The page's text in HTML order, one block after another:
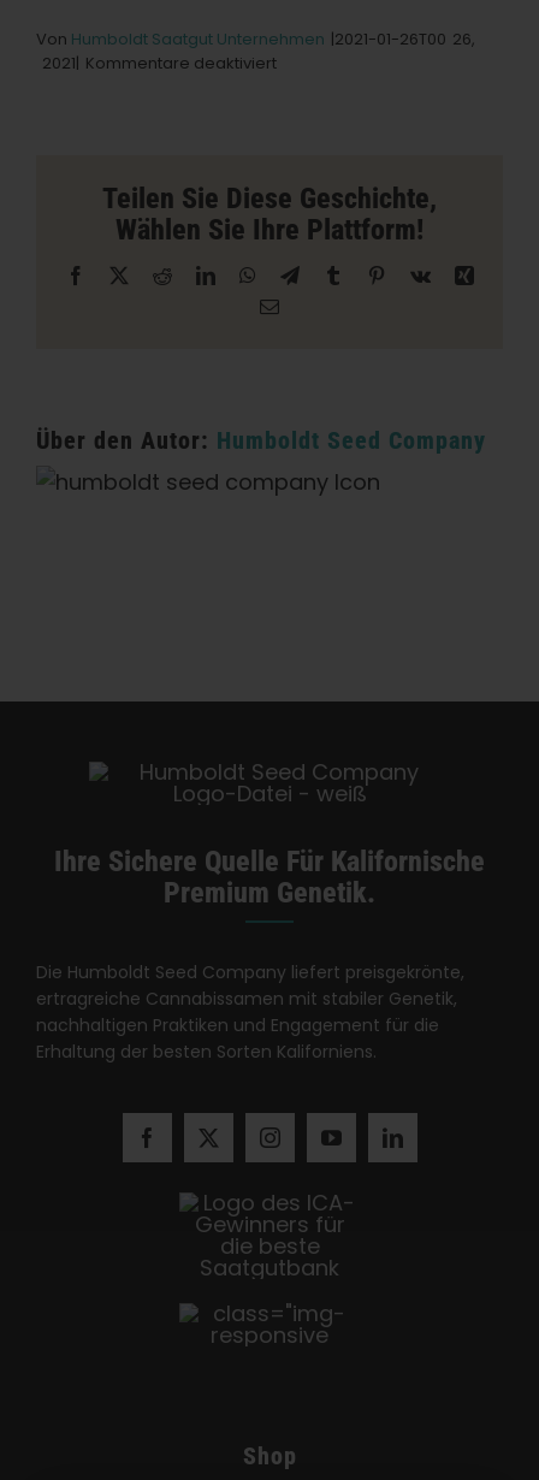
Von Humboldt Saatgut Unternehmen |2021-01-26T00 26,
2021| Kommentare deaktiviertfür
Sacramento
Teilen Sie Diese Geschichte,
Wählen Sie Ihre Plattform!
Facebook RedditLinkedInWhatsAppTelegramm
Tumblr Pinterest
Vk
Xing
E-
Über den Autor: Humboldt Seed Company
Ihre Sichere Quelle Für Kalifornische
Premium Genetik.
Die Humboldt Seed Company liefert preisgekrönte,
ertragreiche Cannabissamen mit stabiler Genetik,
nachhaltigen Praktiken und Engagement für die
Erhaltung der besten Sorten Kaliforniens.
Shop